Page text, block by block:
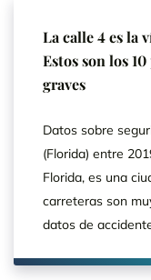
La calle 4 es la
Estos son los
graves
Datos sobre
(Florida) entre
Florida, es una
carreteras son
datos de